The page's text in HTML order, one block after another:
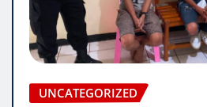
UNCATEGORIZED